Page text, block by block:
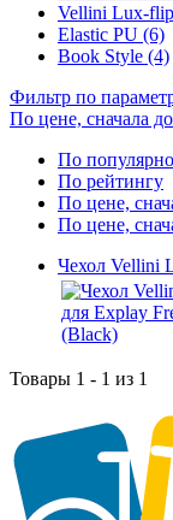
Vellini Lux-
Elastic PU (6)
Book Style (4)
Фильтр по
По цене, сначала
По
По рейтингу
По цене,
По цене,
Чехол Vellini
Товары 1 - 1 из 1